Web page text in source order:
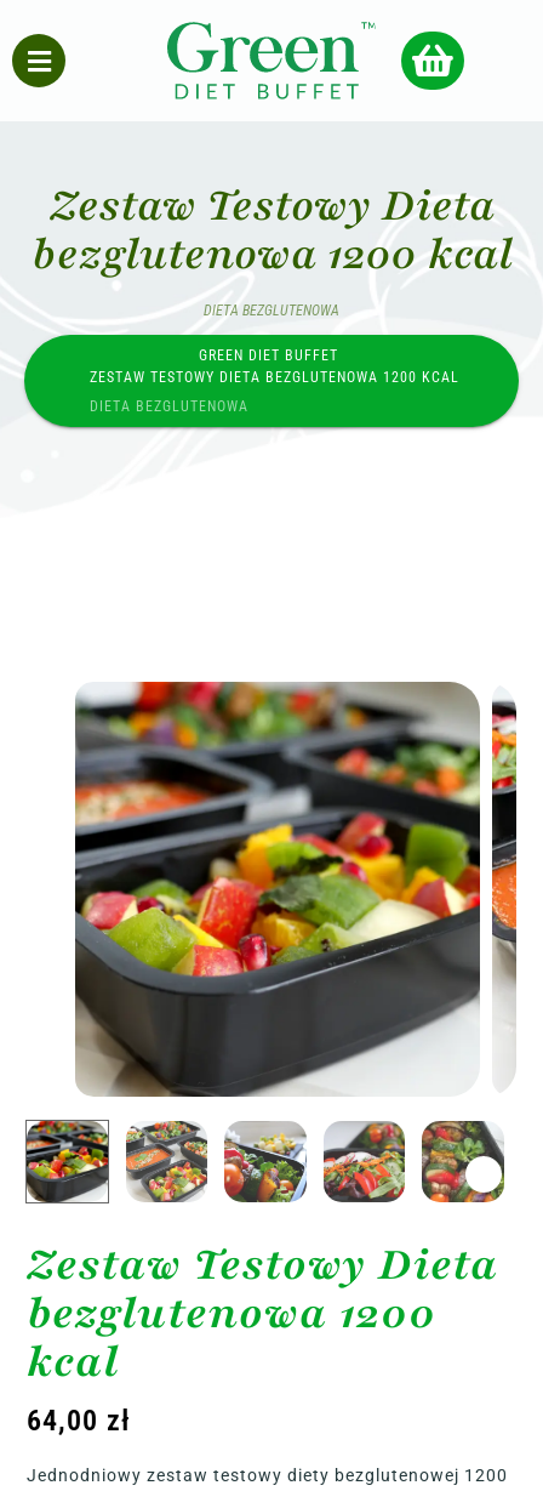
Zestaw Testowy Dieta
bezglutenowa 1200 kcal
DIETA BEZGLUTENOWA
GREEN DIET BUFFET
ZESTAW TESTOWY DIETA BEZGLUTENOWA 1200 KCAL
DIETA BEZGLUTENOWA
Zestaw Testowy Dieta
bezglutenowa 1200
kcal
64,00 zł
Jednodniowy zestaw testowy diety bezglutenowej 1200